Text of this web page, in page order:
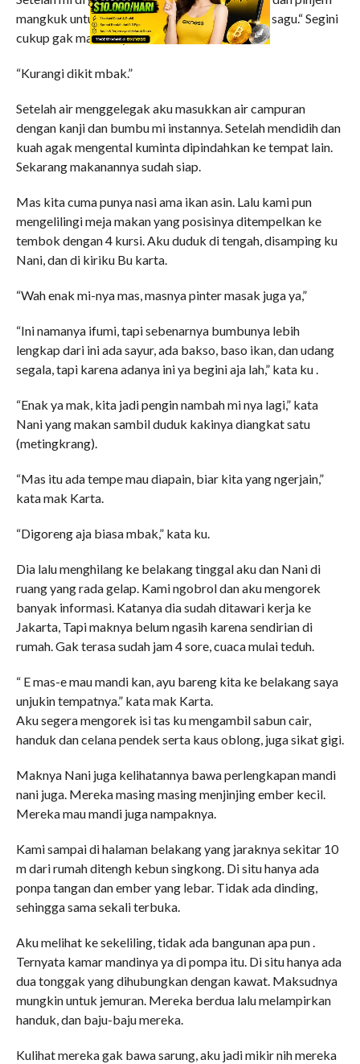
mangkuk untuk mencampur air dengan tepung sagu.“ Segini
cukup gak mas airnya.
“Kurangi dikit mbak.”
Setelah air menggelegak aku masukkan air campuran
dengan kanji dan bumbu mi instannya. Setelah mendidih dan
kuah agak mengental kuminta dipindahkan ke tempat lain.
Sekarang makanannya sudah siap.
Mas kita cuma punya nasi ama ikan asin. Lalu kami pun
mengelilingi meja makan yang posisinya ditempelkan ke
tembok dengan 4 kursi. Aku duduk di tengah, disamping ku
Nani, dan di kiriku Bu karta.
“Wah enak mi-nya mas, masnya pinter masak juga ya,”
“Ini namanya ifumi, tapi sebenarnya bumbunya lebih
lengkap dari ini ada sayur, ada bakso, baso ikan, dan udang
segala, tapi karena adanya ini ya begini aja lah,” kata ku .
“Enak ya mak, kita jadi pengin nambah mi nya lagi,” kata
Nani yang makan sambil duduk kakinya diangkat satu
(metingkrang).
“Mas itu ada tempe mau diapain, biar kita yang ngerjain,”
kata mak Karta.
“Digoreng aja biasa mbak,” kata ku.
Dia lalu menghilang ke belakang tinggal aku dan Nani di
ruang yang rada gelap. Kami ngobrol dan aku mengorek
banyak informasi. Katanya dia sudah ditawari kerja ke
Jakarta, Tapi maknya belum ngasih karena sendirian di
rumah. Gak terasa sudah jam 4 sore, cuaca mulai teduh.
“ E mas-e mau mandi kan, ayu bareng kita ke belakang saya
unjukin tempatnya.” kata mak Karta.
Aku segera mengorek isi tas ku mengambil sabun cair,
handuk dan celana pendek serta kaus oblong, juga sikat gigi.
Maknya Nani juga kelihatannya bawa perlengkapan mandi
nani juga. Mereka masing masing menjinjing ember kecil.
Mereka mau mandi juga nampaknya.
Kami sampai di halaman belakang yang jaraknya sekitar 10
m dari rumah ditengh kebun singkong. Di situ hanya ada
ponpa tangan dan ember yang lebar. Tidak ada dinding,
sehingga sama sekali terbuka.
Aku melihat ke sekeliling, tidak ada bangunan apa pun .
Ternyata kamar mandinya ya di pompa itu. Di situ hanya ada
dua tonggak yang dihubungkan dengan kawat. Maksudnya
mungkin untuk jemuran. Mereka berdua lalu melampirkan
handuk, dan baju-baju mereka.
Kulihat mereka gak bawa sarung, aku jadi mikir nih mereka